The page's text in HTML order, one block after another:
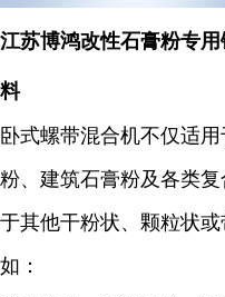
江苏博鸿改性石膏粉专用
料
卧式螺带混合机不仅适
粉、建筑石膏粉及各类
于其他干粉状、颗粒状
如：